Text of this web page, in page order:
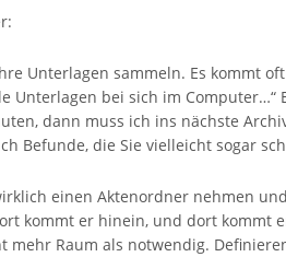
Unterlagen sammeln. Es kommt
Unterlagen bei sich im
dann muss ich ins nächste
Befunde, die Sie vielleicht sogar
einen Aktenordner nehmen
kommt er hinein, und dort kommt
mehr Raum als notwendig.